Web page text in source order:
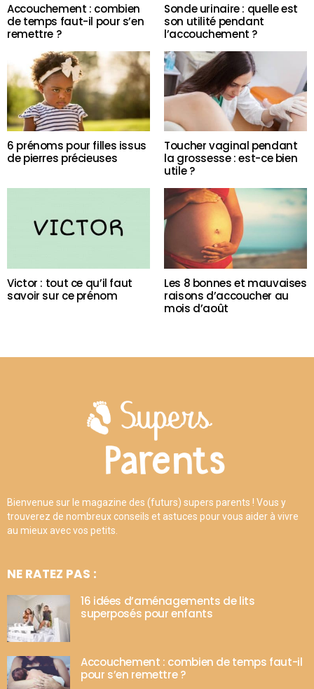
Accouchement : combien
de temps faut-il pour s’en
remettre ?
Sonde urinaire : quelle est
son utilité pendant
l’accouchement ?
6 prénoms pour filles issus
de pierres précieuses
Toucher vaginal pendant
la grossesse : est-ce bien
utile ?
Victor : tout ce qu’il faut
savoir sur ce prénom
Les 8 bonnes et mauvaises
raisons d’accoucher au
mois d’août
Bienvenue sur le magazine des (futurs) supers parents ! Vous y
trouverez de nombreux conseils et astuces pour vous aider à vivre
au mieux avec vos petits.
NE RATEZ PAS :
16 idées d’aménagements de lits
superposés pour enfants
Accouchement : combien de temps faut-il
pour s’en remettre ?